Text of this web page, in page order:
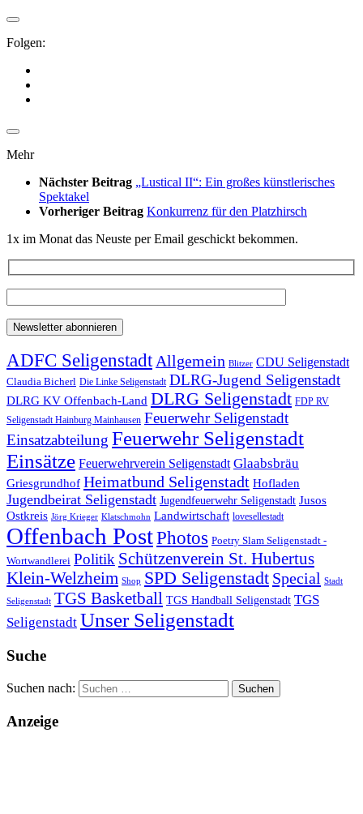
Folgen:
Mehr
Nächster Beitrag „Lustical II“: Ein großes künstlerisches
Spektakel
Vorheriger Beitrag Konkurrenz für den Platzhirsch
1x im Monat das Neuste per Email geschickt bekommen.
ADFC SeligenstadtAllgemein Blitzer CDU Seligenstadt
Claudia Bicherl Die Linke Seligenstadt DLRG-Jugend Seligenstadt
DLRG KV Offenbach-Land DLRG Seligenstadt FDP RV
Seligenstadt Hainburg Mainhausen Feuerwehr Seligenstadt
Einsatzabteilung Feuerwehr Seligenstadt
Einsätze Feuerwehrverein Seligenstadt Glaabsbräu
Griesgrundhof Heimatbund Seligenstadt Hofladen
Jugendbeirat Seligenstadt Jugendfeuerwehr Seligenstadt Jusos
Ostkreis Jörg Krieger Klatschmohn Landwirtschaft lovesellestadt
Offenbach PostPhotos Poetry Slam Seligenstadt -
Wortwandlerei Politik Schützenverein St. Hubertus
Klein-Welzheim Shop SPD Seligenstadt Special Stadt
Seligenstadt TGS Basketball TGS Handball Seligenstadt TGS
Seligenstadt Unser Seligenstadt
Suche
Suchen nach:
Anzeige